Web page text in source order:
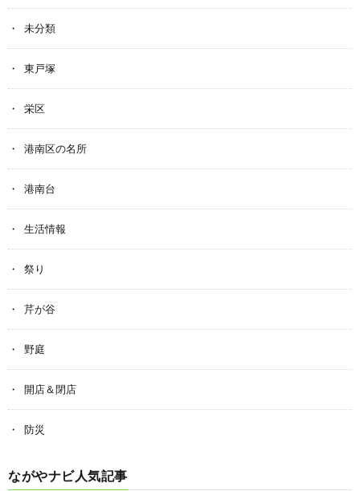
未分類
東戸塚
栄区
港南区の名所
港南台
生活情報
祭り
芹が谷
野庭
開店＆閉店
防災
ながやナビ人気記事